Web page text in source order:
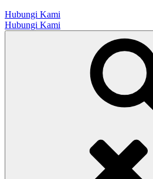
Hubungi Kami
Hubungi Kami